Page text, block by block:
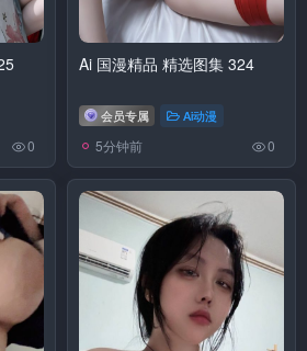
0
Ai 国漫精品 精选图集 324
会员专属 Ai动漫
5分钟前 0